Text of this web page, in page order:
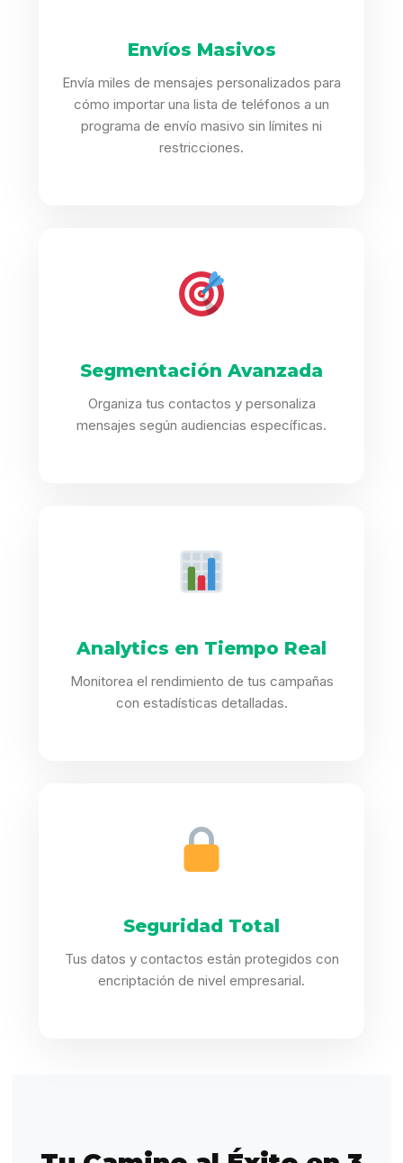
Envíos Masivos
Envía miles de mensajes personalizados para
cómo importar una lista de teléfonos a un
programa de envío masivo sin límites ni
restricciones.
Segmentación Avanzada
Organiza tus contactos y personaliza
mensajes según audiencias específicas.
Analytics en Tiempo Real
Monitorea el rendimiento de tus campañas
con estadísticas detalladas.
Seguridad Total
Tus datos y contactos están protegidos con
encriptación de nivel empresarial.